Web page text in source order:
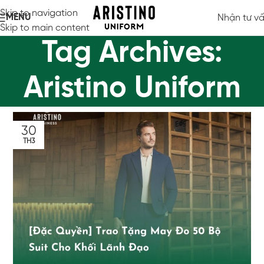
Skip to navigation
Skip to main content
MENU Nhận tư
Tag Archives:
Aristino Uniform
30
TH3